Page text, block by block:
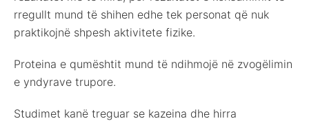
rregullt mund të shihen edhe tek personat që nuk
praktikojnë shpesh aktivitete fizike.
Proteina e qumështit mund të ndihmojë në zvogëlimin
e yndyrave trupore.
Studimet kanë treguar se kazeina dhe hirra